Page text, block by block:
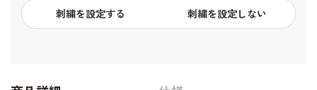
刺繍を設定する 刺繍を設定しない